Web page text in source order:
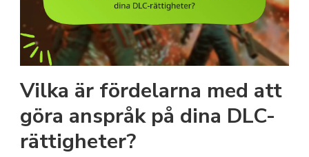
Vilka är fördelarna med att
göra anspråk på dina DLC-
rättigheter?